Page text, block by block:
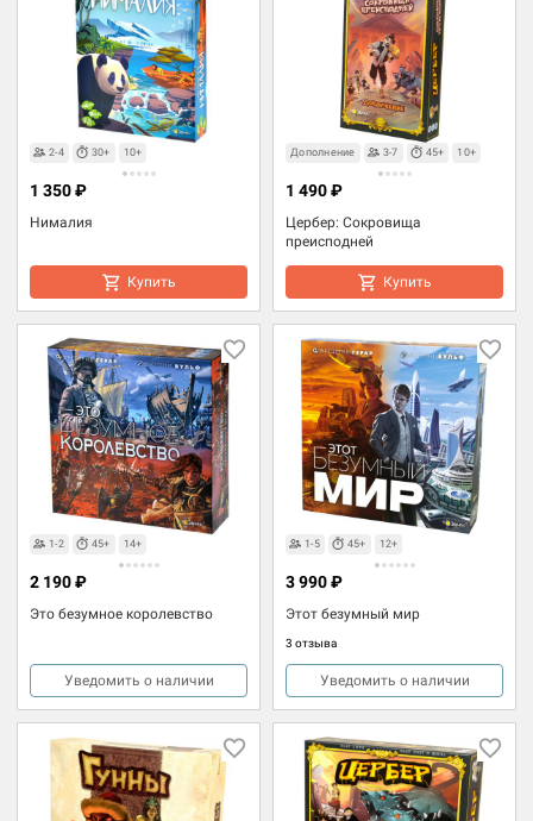
2-4 30+ 10+
Нималия
1 350 ₽
Купить
Дополнение 3-7 45+ 10+
Цербер: Сокровища
преисподней
1 490 ₽
Купить
1-2 45+ 14+
Это безумное королевство
2 190 ₽
Уведомить о наличии
1-5 45+ 12+
Этот безумный мир
3 отзыва
3 990 ₽
Уведомить о наличии